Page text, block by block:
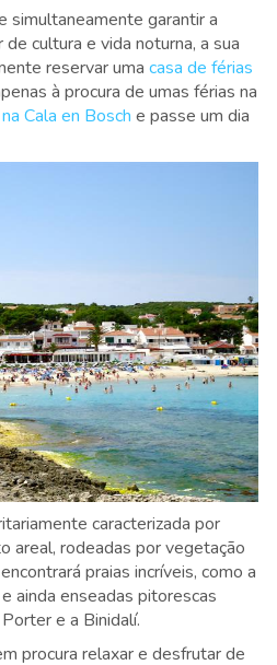
simultaneamente garantir a
cultura e vida noturna, a sua
reservar uma casa de férias
à procura de umas férias na
Cala en Bosch e passe um dia
caracterizada por
areal, rodeadas por vegetação
praias incríveis, como a
ainda enseadas pitorescas
e a Binidalí.
procura relaxar e desfrutar de